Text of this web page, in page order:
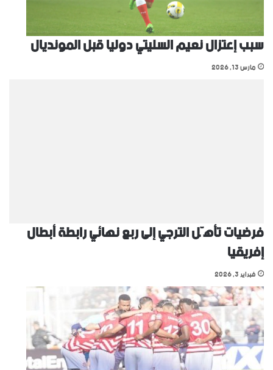
سبب إعتزال نعيم السليتي دوليا قبل المونديال
مارس 13, 2026
فرضيات تأهّل الترجي إلى ربع نهائي رابطة أبطال
إفريقيا
فبراير 3, 2026